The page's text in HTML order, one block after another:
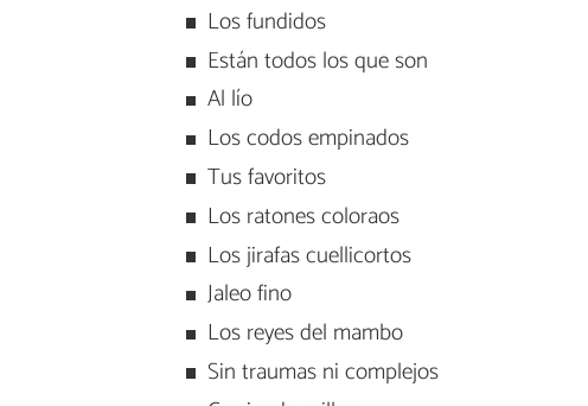
Los fundidos
Están todos los que son
Al lío
Los codos empinados
Tus favoritos
Los ratones coloraos
Los jirafas cuellicortos
Jaleo fino
Los reyes del mambo
Sin traumas ni complejos